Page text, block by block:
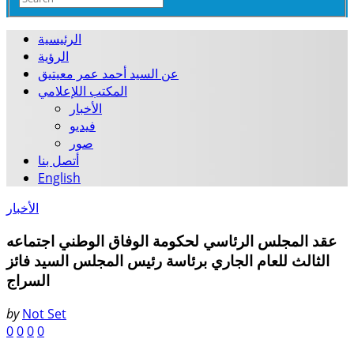
الرئيسية
الرؤية
عن السيد أحمد عمر معيتيق
المكتب اللإعلامي
الأخبار
فيديو
صور
أتصل بنا
English
الأخبار
عقد المجلس الرئاسي لحكومة الوفاق الوطني اجتماعه
الثالث للعام الجاري برئاسة رئيس المجلس السيد فائز
السراج
by Not Set
0000